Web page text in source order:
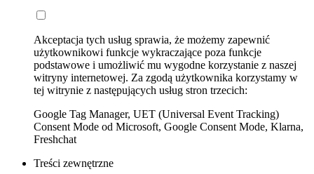
Akceptacja tych usług sprawia, że możemy zapewnić
użytkownikowi funkcje wykraczające poza funkcje
podstawowe i umożliwić mu wygodne korzystanie z naszej
witryny internetowej. Za zgodą użytkownika korzystamy w
tej witrynie z następujących usług stron trzecich:
Google Tag Manager, UET (Universal Event Tracking)
Consent Mode od Microsoft, Google Consent Mode, Klarna,
Freshchat
Treści zewnętrzne